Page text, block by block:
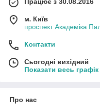
м. Київ
проспект Академіка
Контакти
Сьогодні вихідний
Показати весь
Про нас